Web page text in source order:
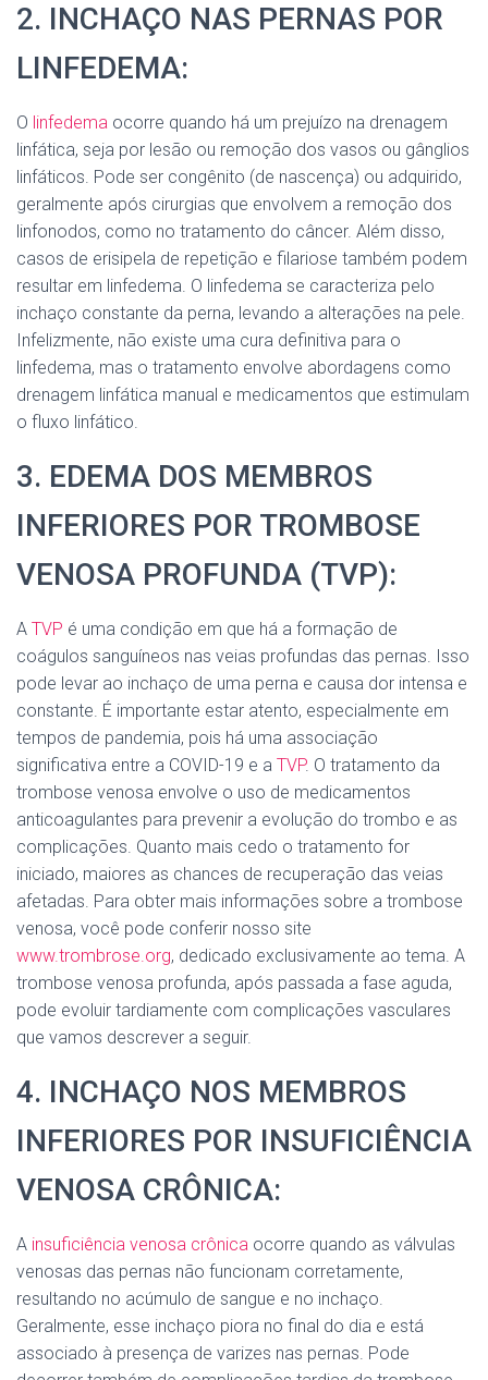
2. INCHAÇO NAS PERNAS POR
LINFEDEMA:
O linfedema ocorre quando há um prejuízo na drenagem
linfática, seja por lesão ou remoção dos vasos ou gânglios
linfáticos. Pode ser congênito (de nascença) ou adquirido,
geralmente após cirurgias que envolvem a remoção dos
linfonodos, como no tratamento do câncer. Além disso,
casos de erisipela de repetição e filariose também podem
resultar em linfedema. O linfedema se caracteriza pelo
inchaço constante da perna, levando a alterações na pele.
Infelizmente, não existe uma cura definitiva para o
linfedema, mas o tratamento envolve abordagens como
drenagem linfática manual e medicamentos que estimulam
o fluxo linfático.
3. EDEMA DOS MEMBROS
INFERIORES POR TROMBOSE
VENOSA PROFUNDA (TVP):
A TVP é uma condição em que há a formação de
coágulos sanguíneos nas veias profundas das pernas. Isso
pode levar ao inchaço de uma perna e causa dor intensa e
constante. É importante estar atento, especialmente em
tempos de pandemia, pois há uma associação
significativa entre a COVID-19 e a TVP. O tratamento da
trombose venosa envolve o uso de medicamentos
anticoagulantes para prevenir a evolução do trombo e as
complicações. Quanto mais cedo o tratamento for
iniciado, maiores as chances de recuperação das veias
afetadas. Para obter mais informações sobre a trombose
venosa, você pode conferir nosso site
www.trombrose.org, dedicado exclusivamente ao tema. A
trombose venosa profunda, após passada a fase aguda,
pode evoluir tardiamente com complicações vasculares
que vamos descrever a seguir.
4. INCHAÇO NOS MEMBROS
INFERIORES POR INSUFICIÊNCIA
VENOSA CRÔNICA:
A insuficiência venosa crônica ocorre quando as válvulas
venosas das pernas não funcionam corretamente,
resultando no acúmulo de sangue e no inchaço.
Geralmente, esse inchaço piora no final do dia e está
associado à presença de varizes nas pernas. Pode